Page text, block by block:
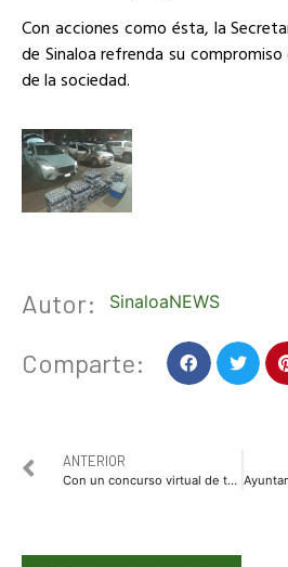
Con acciones como ésta, la
de Sinaloa refrenda su
de la sociedad.
Autor: SinaloaNEWS
Comparte:
ANTERIOR
Con un concurso virtual de talento festejará DIF Sinaloa el Día del Niño y la Niña